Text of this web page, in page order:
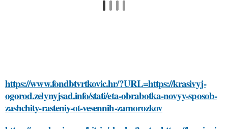
https://www.fondbtvrtkovic.hr/?URL=https://krasivyj-
ogorod.zelynyjsad.info/stati/eta-obrabotka-novyy-sposob-
zashchity-rasteniy-ot-vesennih-zamorozkov